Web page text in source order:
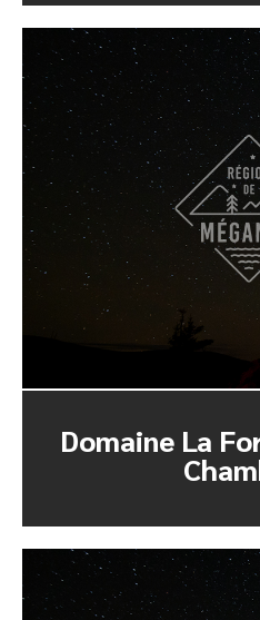
Domaine La